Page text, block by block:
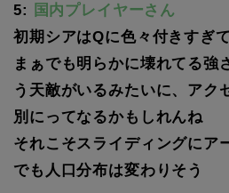
5:
国内プレイヤーさん
初期シアはQに色々付きすぎ
まぁでも明らかに壊れてる強
う天敵がいるみたいに、アク
別にってなるかもしれんね
それこそスライディングにア
でも人口分布は変わりそう